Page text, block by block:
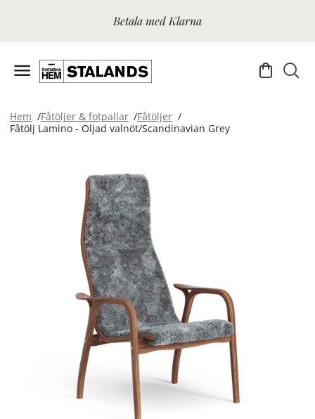
Betala med Klarna
Hem Fåtöljer & fotpallar
Fåtöljer
Fåtölj Lamino - Oljad valnöt/Scandinavian Grey